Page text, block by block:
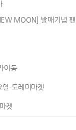
MOON] 발매기념 팬
이돔
일-도레미마켓
켓